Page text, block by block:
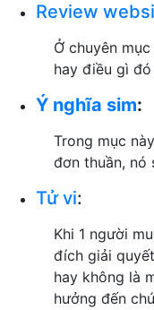
Review
Ở chuyên
hay điều gì
Ý nghĩa sim:
Trong mục
đơn thuần, nó
Tử vi:
Khi 1 người
đích giải
hay không là
hưởng đến